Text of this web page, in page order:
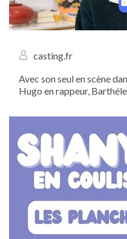
casting.fr
Avec son seul en scène
Hugo en rappeur,
lauréat du Prix de la